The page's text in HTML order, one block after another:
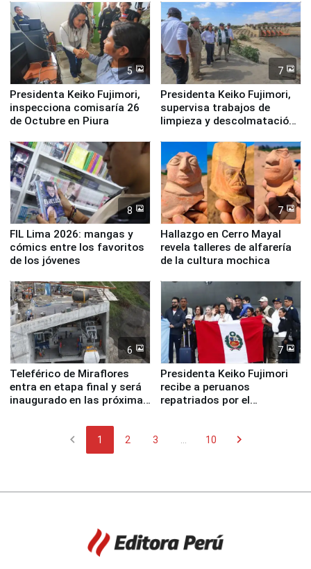
Derecho Colectivo"
5
Presidenta Keiko Fujimori,
inspecciona comisaría 26
de Octubre en Piura
7
Presidenta Keiko Fujimori,
supervisa trabajos de
limpieza y descolmatación
8
FIL Lima 2026: mangas y
cómics entre los favoritos
de los jóvenes
7
Hallazgo en Cerro Mayal
revela talleres de alfarería
de la cultura mochica
6
Teleférico de Miraflores
entra en etapa final y será
inaugurado en las próximas
7
Presidenta Keiko Fujimori
recibe a peruanos
repatriados por el
chevron_left 1 2 3 10 chevron_right